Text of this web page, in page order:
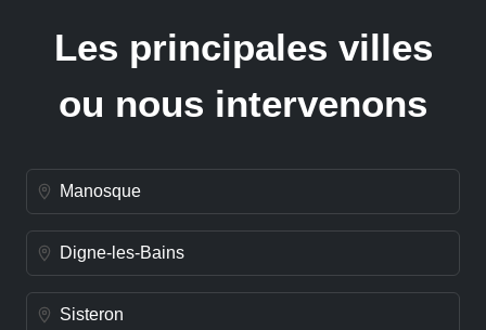
Les principales villes
ou nous intervenons
Manosque
Digne-les-Bains
Sisteron